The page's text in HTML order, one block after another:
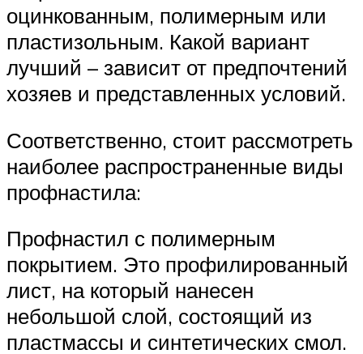
оцинкованным, полимерным или
пластизольным. Какой вариант
лучший – зависит от предпочтений
хозяев и представленных условий.
Соответственно, стоит рассмотреть
наиболее распространенные виды
профнастила:
Профнастил с полимерным
покрытием. Это профилированный
лист, на который нанесен
небольшой слой, состоящий из
пластмассы и синтетических смол.